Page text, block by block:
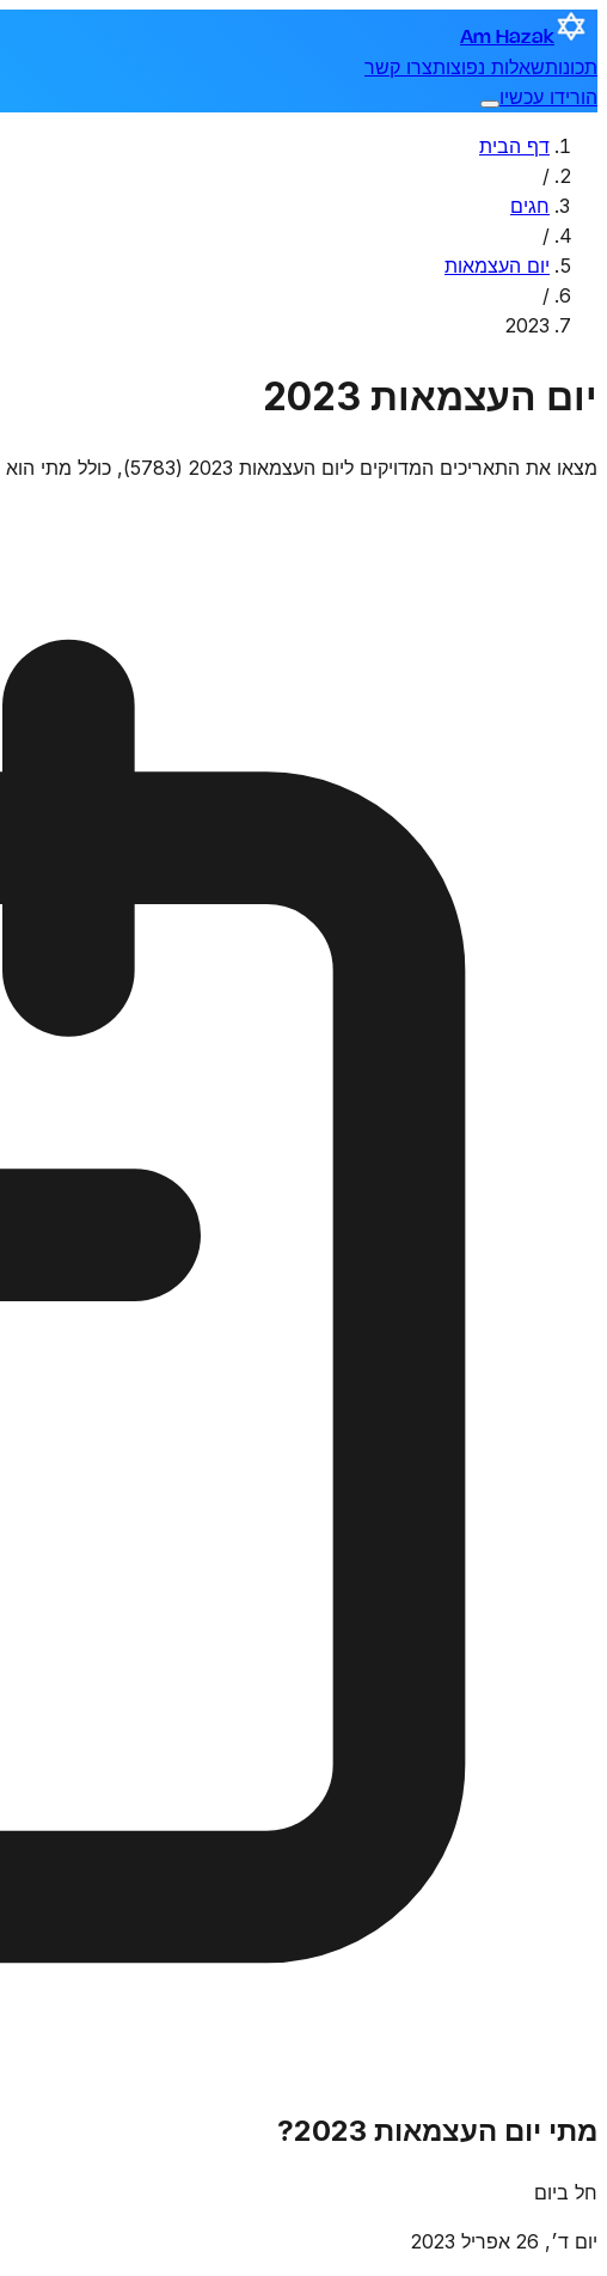
Am Hazak
תכונותשאלות נפוצותצרו קשר
הורידו עכשיו
דף הבית
/
חגים
/
יום העצמאות
/
2023
יום העצמאות 2023
מצאו את התאריכים המדויקים ליום העצמאות 2023 (5783), כולל מתי הוא מתחיל ומסתיים.
מתי יום העצמאות 2023?
חל ביום
יום ד׳, 26 אפריל 2023